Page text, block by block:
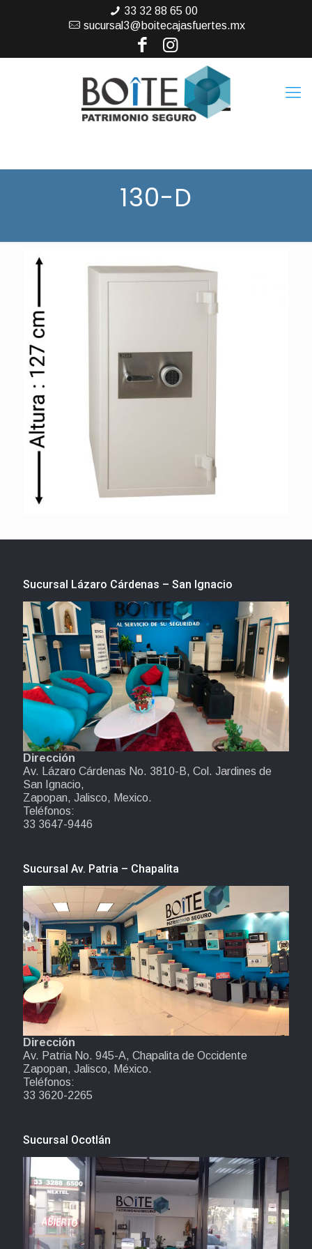
33 32 88 65 00
sucursal3@boitecajasfuertes.mx
130-D
Sucursal Lázaro Cárdenas – San Ignacio
Dirección
Av. Lázaro Cárdenas No. 3810-B, Col. Jardines de
San Ignacio,
Zapopan, Jalisco, Mexico.
Teléfonos:
33 3647-9446
Sucursal Av. Patria – Chapalita
Dirección
Av. Patria No. 945-A, Chapalita de Occidente
Zapopan, Jalisco, México.
Teléfonos:
33 3620-2265
Sucursal Ocotlán